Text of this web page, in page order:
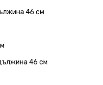
46 см
46 см